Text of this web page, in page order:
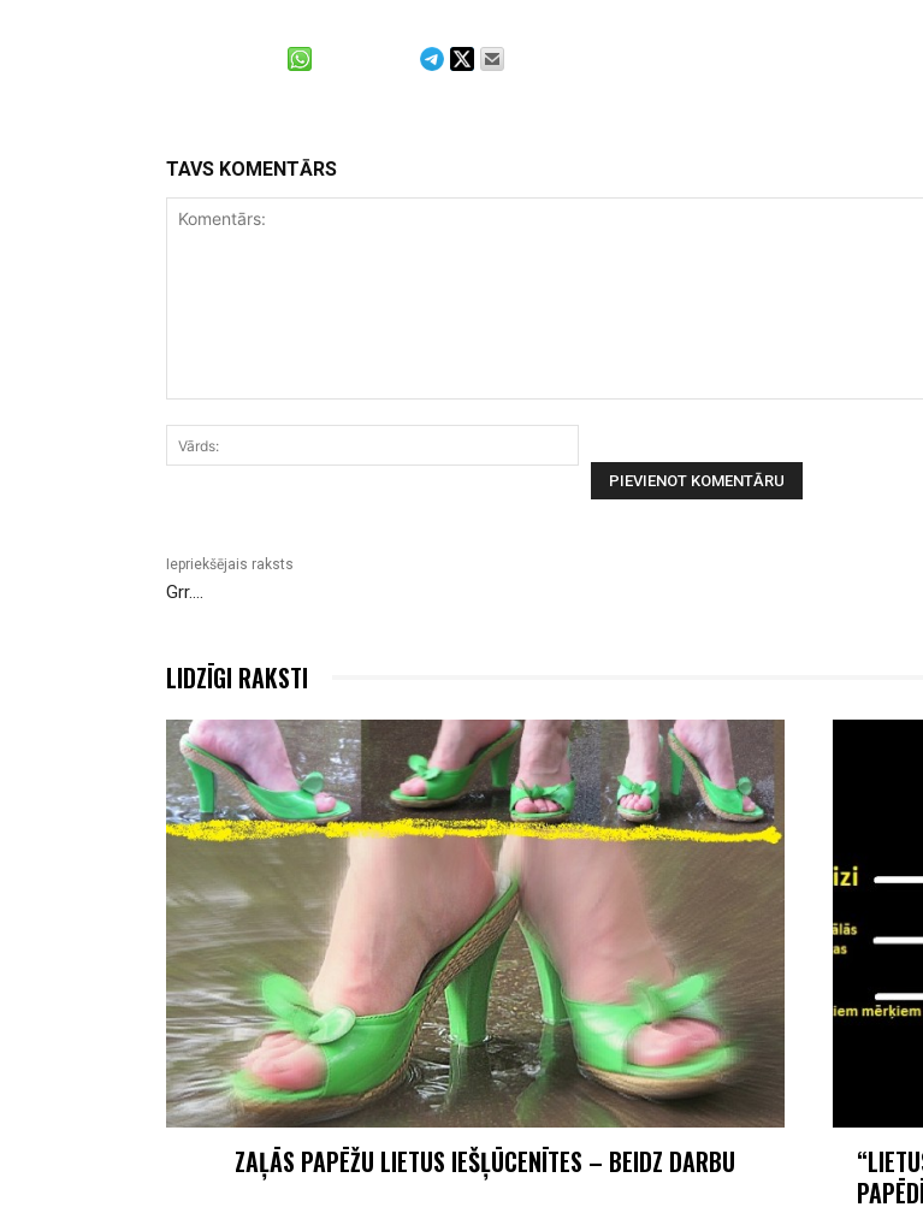
TAVS KOMENTĀRS
Iepriekšējais raksts
Grr….
LIDZĪGI RAKSTI
ZAĻĀS PAPĒŽU LIETUS IEŠĻŪCENĪTES – BEIDZ DARBU